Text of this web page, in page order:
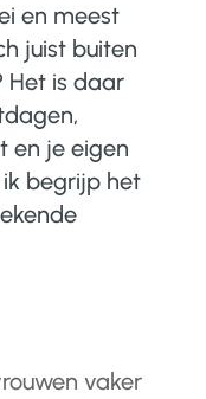
en meest
juist buiten
Het is daar
en je eigen
begrijp het
vaker